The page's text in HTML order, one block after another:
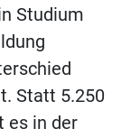
Studium
Statt 5.250
es in der